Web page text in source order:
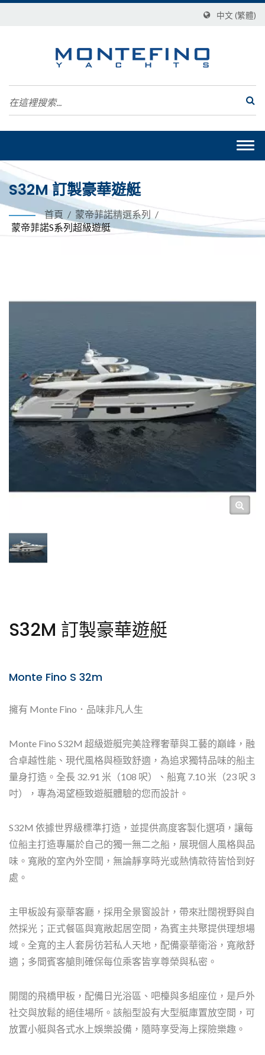
中文 (繁體)
S32M 訂製豪華遊艇
首頁 / 蒙帝菲諾精選系列 /
蒙帝菲諾S系列超級遊艇
S32M 訂製豪華遊艇
Monte Fino S 32m
擁有 Monte Fino．品味非凡人生
Monte Fino S32M 超級遊艇完美詮釋奢華與工藝的巔峰，融
合卓越性能、現代風格與極致舒適，為追求獨特品味的船主
量身打造。全長 32.91 米（108 呎）、船寬 7.10 米（23 呎 3
吋），專為渴望極致遊艇體驗的您而設計。
S32M 依據世界級標準打造，並提供高度客製化選項，讓每
位船主打造專屬於自己的獨一無二之船，展現個人風格與品
味。寬敞的室內外空間，無論靜享時光或熱情款待皆恰到好
處。
主甲板設有豪華客廳，採用全景窗設計，帶來壯闊視野與自
然採光；正式餐區與寬敞起居空間，為賓主共聚提供理想場
域。全寬的主人套房彷若私人天地，配備豪華衛浴，寬敞舒
適；多間賓客艙則確保每位乘客皆享尊榮與私密。
開闊的飛橋甲板，配備日光浴區、吧檯與多組座位，是戶外
社交與放鬆的絕佳場所。該船型設有大型艇庫置放空間，可
放置小艇與各式水上娛樂設備，隨時享受海上探險樂趣。